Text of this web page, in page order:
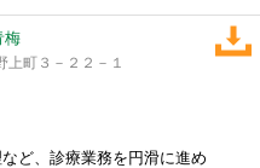
梅
町３－２２－１
ど、診療業務を円滑に進め